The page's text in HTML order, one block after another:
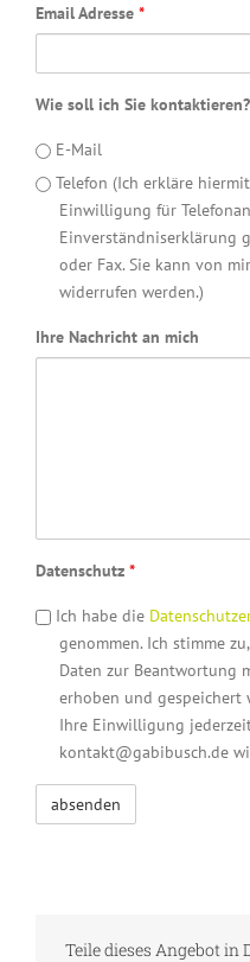
Email Adresse *
Wie soll ich Sie kontaktieren?
E-Mail
Telefon (Ich erkläre
Einwilligung für
Einverständniserklärung
oder Fax. Sie kann von
widerrufen werden.)
Ihre Nachricht an mich
Datenschutz *
Ich habe die
genommen. Ich stimme
Daten zur Beantwortung
erhoben und gespeichert
Ihre Einwilligung
kontakt@gabibusch.de
Teile dieses Angebot in